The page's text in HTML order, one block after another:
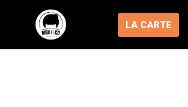
LA CARTE